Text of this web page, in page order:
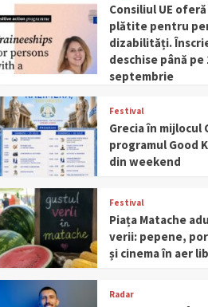
Consiliul UE
plătite pentru
dizabilități.
deschise până pe
septembrie
Festival
Grecia în mijlocul
programul Good
din weekend
Festival
Piața Matache
verii: pepene,
și cinema în aer
Radar